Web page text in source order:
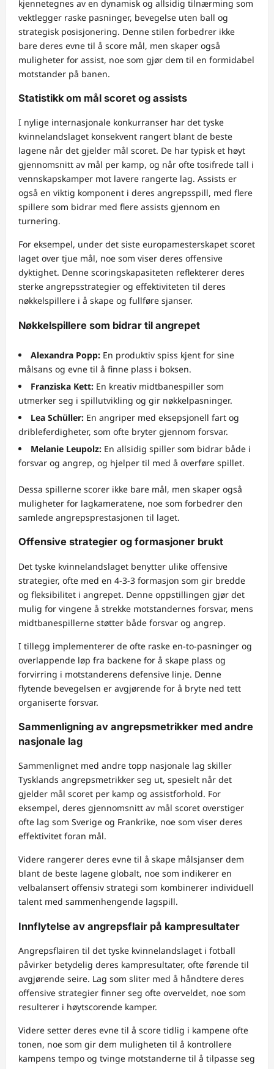
kjennetegnes av en dynamisk og allsidig tilnærming som
vektlegger raske pasninger, bevegelse uten ball og
strategisk posisjonering. Denne stilen forbedrer ikke
bare deres evne til å score mål, men skaper også
muligheter for assist, noe som gjør dem til en formidabel
motstander på banen.
Statistikk om mål scoret og assists
I nylige internasjonale konkurranser har det tyske
kvinnelandslaget konsekvent rangert blant de beste
lagene når det gjelder mål scoret. De har typisk et høyt
gjennomsnitt av mål per kamp, og når ofte tosifrede tall i
vennskapskamper mot lavere rangerte lag. Assists er
også en viktig komponent i deres angrepsspill, med flere
spillere som bidrar med flere assists gjennom en
turnering.
For eksempel, under det siste europamesterskapet scoret
laget over tjue mål, noe som viser deres offensive
dyktighet. Denne scoringskapasiteten reflekterer deres
sterke angrepsstrategier og effektiviteten til deres
nøkkelspillere i å skape og fullføre sjanser.
Nøkkelspillere som bidrar til angrepet
Alexandra Popp: En produktiv spiss kjent for sine
målsans og evne til å finne plass i boksen.
Franziska Kett: En kreativ midtbanespiller som
utmerker seg i spillutvikling og gir nøkkelpasninger.
Lea Schüller: En angriper med eksepsjonell fart og
dribleferdigheter, som ofte bryter gjennom forsvar.
Melanie Leupolz: En allsidig spiller som bidrar både i
forsvar og angrep, og hjelper til med å overføre spillet.
Dessa spillerne scorer ikke bare mål, men skaper også
muligheter for lagkameratene, noe som forbedrer den
samlede angrepsprestasjonen til laget.
Offensive strategier og formasjoner brukt
Det tyske kvinnelandslaget benytter ulike offensive
strategier, ofte med en 4-3-3 formasjon som gir bredde
og fleksibilitet i angrepet. Denne oppstillingen gjør det
mulig for vingene å strekke motstandernes forsvar, mens
midtbanespillerne støtter både forsvar og angrep.
I tillegg implementerer de ofte raske en-to-pasninger og
overlappende løp fra backene for å skape plass og
forvirring i motstanderens defensive linje. Denne
flytende bevegelsen er avgjørende for å bryte ned tett
organiserte forsvar.
Sammenligning av angrepsmetrikker med andre
nasjonale lag
Sammenlignet med andre topp nasjonale lag skiller
Tysklands angrepsmetrikker seg ut, spesielt når det
gjelder mål scoret per kamp og assistforhold. For
eksempel, deres gjennomsnitt av mål scoret overstiger
ofte lag som Sverige og Frankrike, noe som viser deres
effektivitet foran mål.
Videre rangerer deres evne til å skape målsjanser dem
blant de beste lagene globalt, noe som indikerer en
velbalansert offensiv strategi som kombinerer individuell
talent med sammenhengende lagspill.
Innflytelse av angrepsflair på kampresultater
Angrepsflairen til det tyske kvinnelandslaget i fotball
påvirker betydelig deres kampresultater, ofte førende til
avgjørende seire. Lag som sliter med å håndtere deres
offensive strategier finner seg ofte overveldet, noe som
resulterer i høytscorende kamper.
Videre setter deres evne til å score tidlig i kampene ofte
tonen, noe som gir dem muligheten til å kontrollere
kampens tempo og tvinge motstanderne til å tilpasse seg